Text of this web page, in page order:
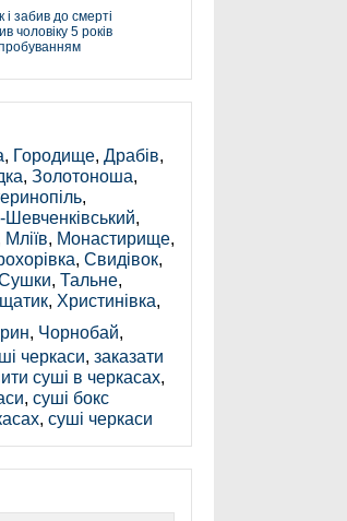
і забив до смерті
чоловіку 5 років
, Городище, Драбів,
, Золотоноша,
,
Шевченківський,
Мліїв, Монастирище,
, Свидівок,
, Тальне,
, Христинівка,
, Чорнобай,
черкаси, заказати
суші в черкасах,
, суші бокс
, суші черкаси